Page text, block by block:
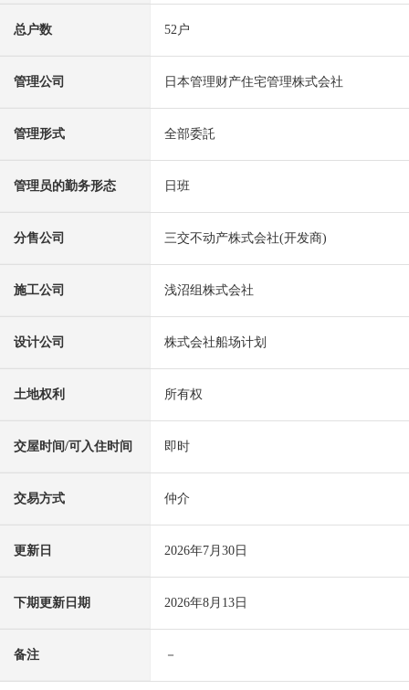
总户数 52户
管理公司 日本管理财产住宅管理株式会社
管理形式 全部委託
管理员的勤务形态 日班
分售公司 三交不动产株式会社(开发商)
施工公司 浅沼组株式会社
设计公司 株式会社船场计划
土地权利 所有权
交屋时间/可入住时间 即时
交易方式 仲介
更新日 2026年7月30日
下期更新日期 2026年8月13日
备注 －